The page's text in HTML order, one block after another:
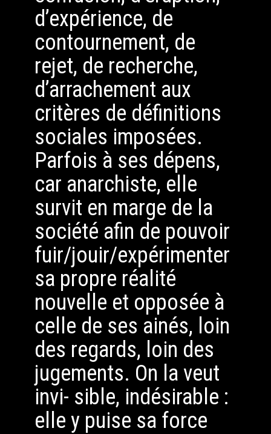
d’expérience, de
contournement, de
rejet, de recherche,
d’arrachement aux
critères de définitions
sociales imposées.
Parfois à ses dépens,
car anarchiste, elle
survit en marge de la
société afin de pouvoir
fuir/jouir/expérimenter
sa propre réalité
nouvelle et opposée à
celle de ses ainés, loin
des regards, loin des
jugements. On la veut
invi- sible, indésirable :
elle y puise sa force